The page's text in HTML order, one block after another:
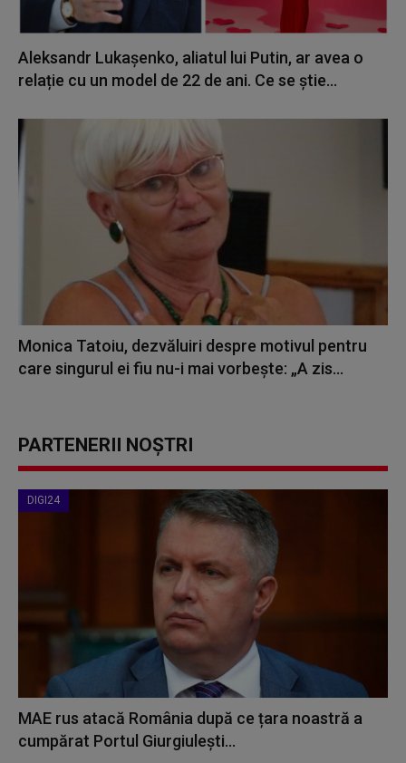
Aleksandr Lukașenko, aliatul lui Putin, ar avea o
relație cu un model de 22 de ani. Ce se știe...
Monica Tatoiu, dezvăluiri despre motivul pentru
care singurul ei fiu nu-i mai vorbește: „A zis...
PARTENERII NOȘTRI
DIGI24
MAE rus atacă România după ce țara noastră a
cumpărat Portul Giurgiulești...